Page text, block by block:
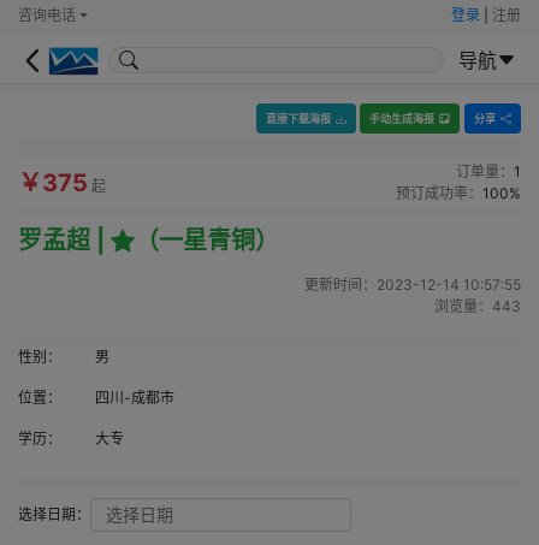
咨询电话 登录 注册
导航
直接下载海报 手动生成海报 分享
￥375 起
订单量： 1
预订成功率： 100%
罗孟超 | （一星青铜）
更新时间： 2023-12-14 10:57:55
浏览量： 443
性别： 男
位置： 四川-成都市
学历： 大专
选择日期：